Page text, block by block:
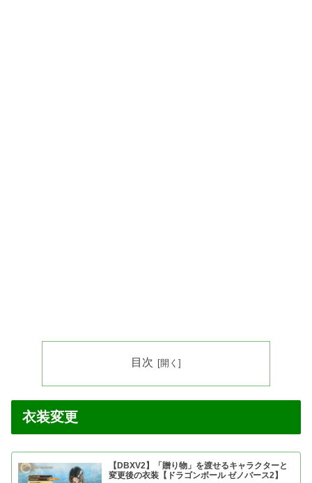
目次
衣装変更
【DBXV2】「贈り物」を渡せるキャラクターと
変更後の衣装【ドラゴンボール ゼノバース2】